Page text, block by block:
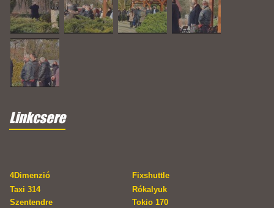
Linkcsere
4Dimenzió
Fixshuttle
Taxi 314
Szentendre
Rókalyuk
Tokio 170